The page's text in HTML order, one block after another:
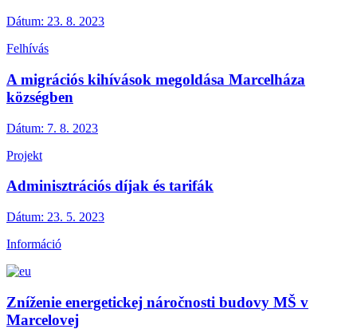
Dátum: 23. 8. 2023
Felhívás
A migrációs kihívások megoldása Marcelháza
községben
Dátum: 7. 8. 2023
Projekt
Adminisztrációs díjak és tarifák
Dátum: 23. 5. 2023
Információ
Zníženie energetickej náročnosti budovy MŠ v
Marcelovej